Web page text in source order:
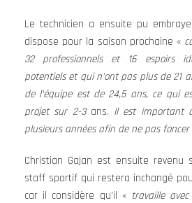
Le technicien a ensuite pu
dispose pour la saison prochaine «
32 professionnels et 16 espoirs
potentiels et qui n’ont pas plus de 21
de l’équipe est de 24,5 ans, ce qui
projet sur 2-3ans. Il est important
plusieurs années afin de ne pas
Christian Gajan est ensuite revenu
staff sportif qui restera inchangé
car il considère qu’il « travaille